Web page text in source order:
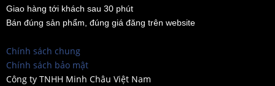
Giao hàng tới khách sau 30 phút
Bán đúng sản phẩm, đúng giá đăng trên website
Chính sách chung
Chính sách bảo mật
Công ty TNHH Minh Châu Việt Nam